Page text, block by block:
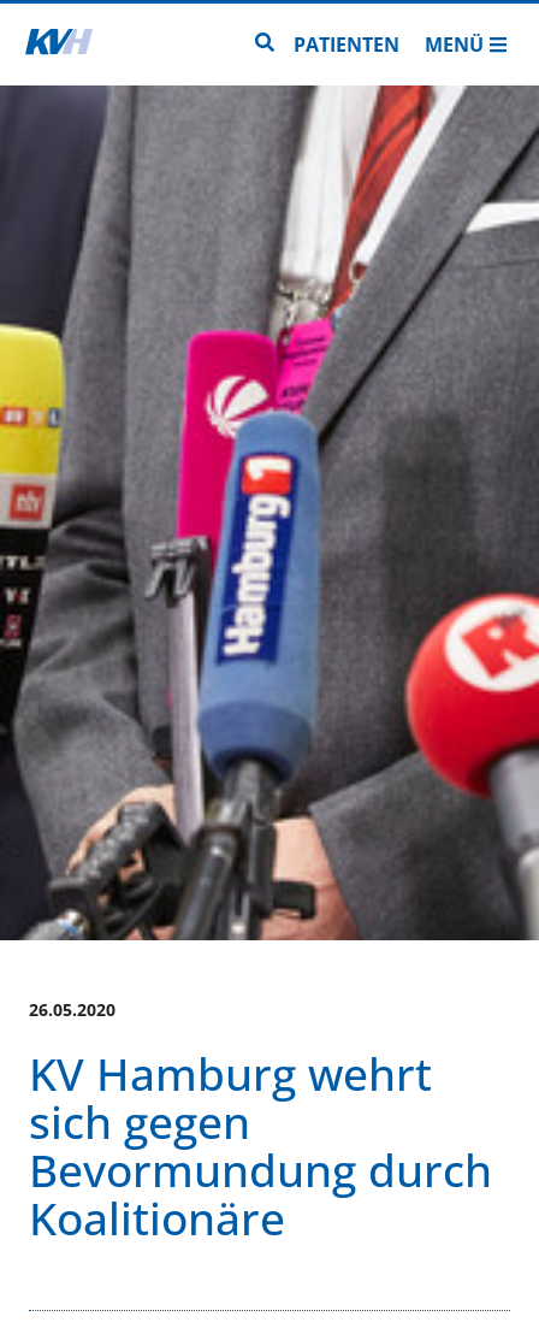
Zur Startseite Zur Seitensuche
PATIENTEN MENÜ
26.05.2020
KV Hamburg wehrt
sich gegen
Bevormundung durch
Koalitionäre